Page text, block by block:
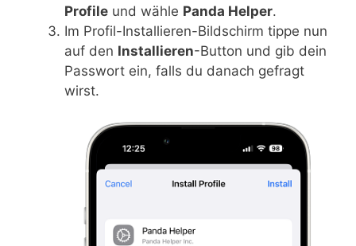
Profile und wähle Panda Helper.
Im Profil-Installieren-Bildschirm tippe nun
auf den Installieren-Button und gib dein
Passwort ein, falls du danach gefragt
wirst.